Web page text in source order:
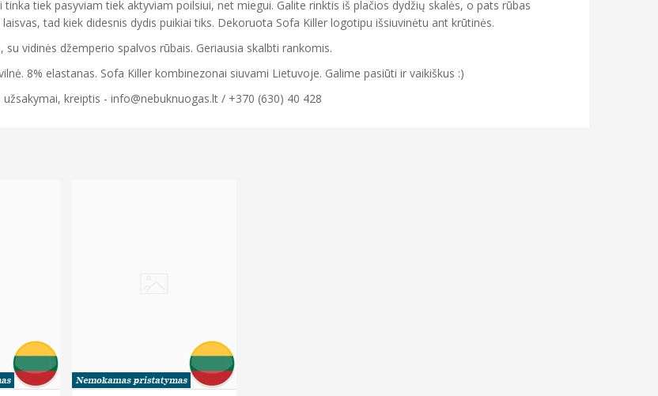
tinka tiek pasyviam tiek aktyviam poilsiui, net miegui. Galite rinktis iš plačios dydžių skalės, o pats rūbas
tad kiek didesnis dydis puikiai tiks. Dekoruota Sofa Killer logotipu išsiuvinėtu ant krūtinės.
su vidinės džemperio spalvos rūbais. Geriausia skalbti rankomis.
8% elastanas. Sofa Killer kombinezonai siuvami Lietuvoje. Galime pasiūti ir vaikiškus :)
užsakymai, kreiptis - info@nebuknuogas.lt / +370 (630) 40 428